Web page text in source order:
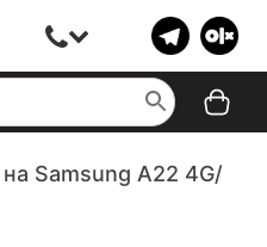
Samsung A22 4G/